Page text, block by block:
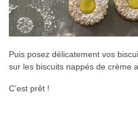
Puis posez délicatement vos
sur les biscuits nappés de crème
C’est prêt !